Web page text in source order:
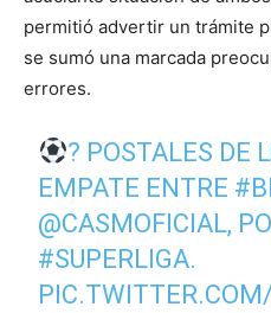
permitió advertir un trámite
se sumó una marcada
errores.
? POSTALES DE
EMPATE ENTRE
@CASMOFICIAL,
#SUPERLIGA.